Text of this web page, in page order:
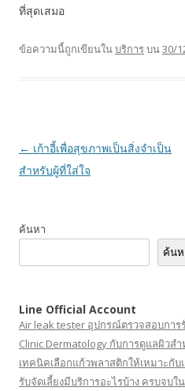
ที่สุดเสมอ
ข้อความนี้ถูกเขียนในบริการบน30/
เมนู
นำทาง
← เก้าอี้เพื่อสุขภาพเป็นสิ่งจำเป็น
สำหรับผู้ที่ใส่ใจ
ค้นหา
ค้น
Line Official Account
Air leak tester อุปกรณ์ตรวจสอบการ
Clinic Dermatology กับการดูแลผิวส
เทคนิคเลือกแก้วพลาสติกให้เหมาะกั
รับจัดเลี้ยงมีบริการอะไรบ้าง ครบจบใ